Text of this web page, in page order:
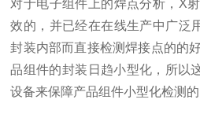
对于电子组件上的焊点分析，X
效的，并已经在在线生产中广泛
封装内部而直接检测焊接点的的
品组件的封装日趋小型化，所以
设备来保障产品组件小型化检测的